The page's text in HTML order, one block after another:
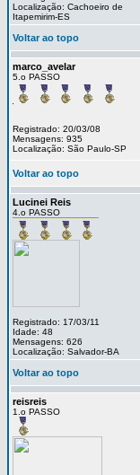
Localização: Cachoeiro de
Itapemirim-ES
Voltar ao topo
marco_avelar
5.o PASSO
Registrado: 20/03/08
Mensagens: 935
Localização: São Paulo-SP
Voltar ao topo
Lucinei Reis
4.o PASSO
Registrado: 17/03/11
Idade: 48
Mensagens: 626
Localização: Salvador-BA
Voltar ao topo
reisreis
1.o PASSO